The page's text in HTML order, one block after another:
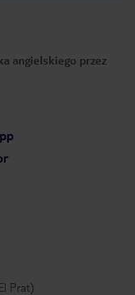
angielskiego przez
Prat)